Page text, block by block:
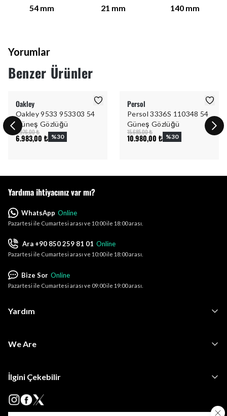
54 mm 21 mm 140 mm
Yorumlar
Benzer Ürünler
Oakley
Oakley 9533 953303 54
Güneş Gözlüğü
9.976,00 ₺
6.983,00 ₺ %30
Persol
Persol 3336S 110348 54
Güneş Gözlüğü
15.685,00 ₺
10.980,00 ₺ %30
Yardım
We Are
İlgini Çekebilir
Yardıma ihtiyacınız var mı?
WhatsApp Online
Pazartesi ile Cumartesi arası ve 10:00 ile 18:00 arası.
Ara +90 850 259 81 01 Online
Pazartesi ile Cumartesi arası ve 10:00 ile 18:00 arası.
Bize Sor Online
Pazartesi ile Cumartesi arası ve 09:00 ile 19:00 arası.